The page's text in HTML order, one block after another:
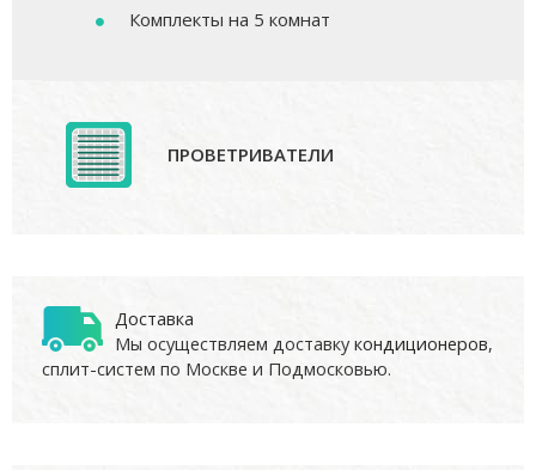
Комплекты на 5 комнат
ПРОВЕТРИВАТЕЛИ
Доставка
Мы осуществляем доставку кондиционеров,
сплит-систем по Москве и Подмосковью.